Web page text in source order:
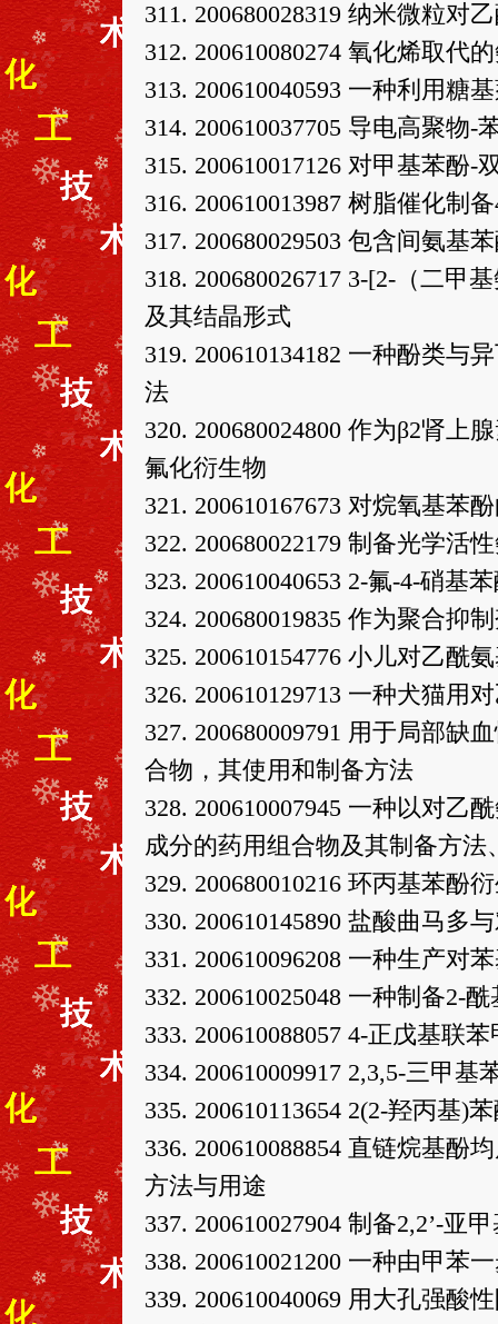
311. 200680028319 纳米微粒对
312. 200610080274 氧化烯取代
313. 200610040593 一种利用糖
314. 200610037705 导电高聚物
315. 200610017126 对甲基苯酚
316. 200610013987 树脂催化制
317. 200680029503 包含间氨基
318. 200680026717 3-[2-（二甲
及其结晶形式
319. 200610134182 一种酚类与
法
320. 200680024800 作为β2肾上
氟化衍生物
321. 200610167673 对烷氧基苯
322. 200680022179 制备光学活
323. 200610040653 2-氟-4-硝基
324. 200680019835 作为聚合抑
325. 200610154776 小儿对乙酰
326. 200610129713 一种犬猫用
327. 200680009791 用于局部缺
合物，其使用和制备方法
328. 200610007945 一种以对乙
成分的药用组合物及其制备方法
329. 200680010216 环丙基苯酚
330. 200610145890 盐酸曲马多
331. 200610096208 一种生产对
332. 200610025048 一种制备2-
333. 200610088057 4-正戊基联
334. 200610009917 2,3,5-三甲基
335. 200610113654 2(2-羟丙基)
336. 200610088854 直链烷基酚
方法与用途
337. 200610027904 制备2,2’-亚
338. 200610021200 一种由甲苯
339. 200610040069 用大孔强酸